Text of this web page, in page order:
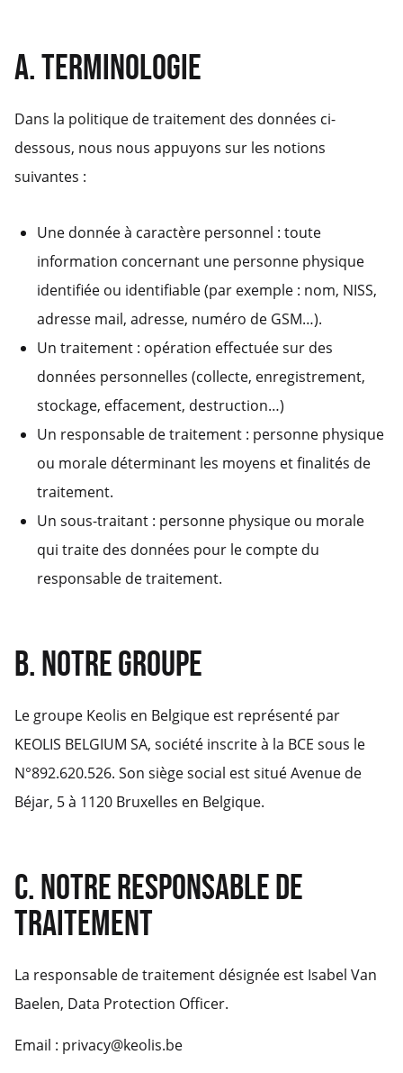
A. TERMINOLOGIE
Dans la politique de traitement des données ci-
dessous, nous nous appuyons sur les notions
suivantes :
Une donnée à caractère personnel : toute
information concernant une personne physique
identifiée ou identifiable (par exemple : nom, NISS,
adresse mail, adresse, numéro de GSM…).
Un traitement : opération effectuée sur des
données personnelles (collecte, enregistrement,
stockage, effacement, destruction…)
Un responsable de traitement : personne physique
ou morale déterminant les moyens et finalités de
traitement.
Un sous-traitant : personne physique ou morale
qui traite des données pour le compte du
responsable de traitement.
B. NOTRE GROUPE
Le groupe Keolis en Belgique est représenté par
KEOLIS BELGIUM SA, société inscrite à la BCE sous le
N°892.620.526. Son siège social est situé Avenue de
Béjar, 5 à 1120 Bruxelles en Belgique.
C. NOTRE RESPONSABLE DE
TRAITEMENT
La responsable de traitement désignée est Isabel Van
Baelen, Data Protection Officer.
Email : privacy@keolis.be